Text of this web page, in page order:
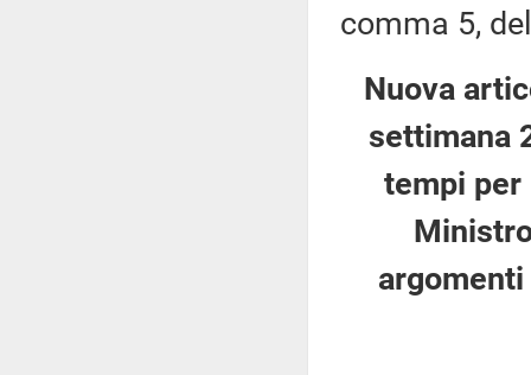
comma 5,
Nuova
settimana
tempi per